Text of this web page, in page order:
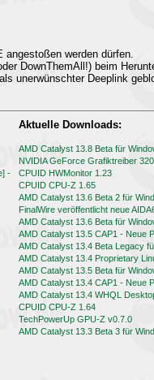
angestoßen werden dürfen.
DownThemAll!) beim
unerwünschter Deeplink
-
Aktuelle Downloads:
AMD Catalyst 13.8 Beta für
NVIDIA GeForce Grafiktreiber
CPUID HWMonitor 1.23
CPUID CPU-Z 1.65
AMD Catalyst 13.6 Beta 2 für
FinalWire veröffentlicht neue
AMD Catalyst 13.6 Beta für
AMD Catalyst 13.5 CAP1 - Neue
AMD Catalyst 13.4 Beta Legacy
AMD Catalyst 13.4 Proprietary
AMD Catalyst 13.5 Beta für
AMD Catalyst 13.4 CAP1 - Neue
AMD Catalyst 13.4 WHQL
CPUID CPU-Z 1.64
TechPowerUp GPU-Z v0.7.0
AMD Catalyst 13.3 Beta 3 für